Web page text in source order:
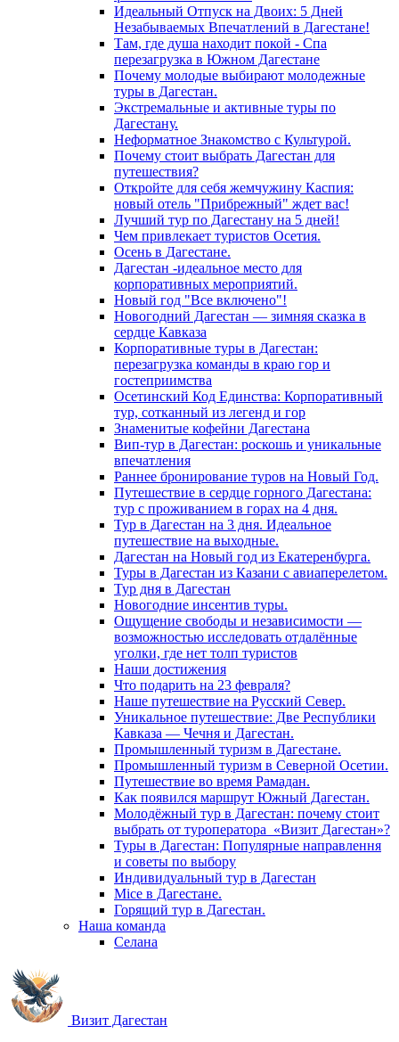
Идеальный Отпуск на Двоих: 5 Дней
Незабываемых Впечатлений в Дагестане!
Там, где душа находит покой - Спа
перезагрузка в Южном Дагестане
Почему молодые выбирают молодежные
туры в Дагестан.
Экстремальные и активные туры по
Дагестану.
Неформатное Знакомство с Культурой.
Почему стоит выбрать Дагестан для
путешествия?
Откройте для себя жемчужину Каспия:
новый отель "Прибрежный" ждет вас!
Лучший тур по Дагестану на 5 дней!
Чем привлекает туристов Осетия.
Осень в Дагестане.
Дагестан -идеальное место для
корпоративных мероприятий.
Новый год "Все включено"!
Новогодний Дагестан — зимняя сказка в
сердце Кавказа
Корпоративные туры в Дагестан:
перезагрузка команды в краю гор и
гостеприимства
Осетинский Код Единства: Корпоративный
тур, сотканный из легенд и гор
Знаменитые кофейни Дагестана
Вип-тур в Дагестан: роскошь и уникальные
впечатления
Раннее бронирование туров на Новый Год.
Путешествие в сердце горного Дагестана:
тур с проживанием в горах на 4 дня.
Тур в Дагестан на 3 дня. Идеальное
путешествие на выходные.
Дагестан на Новый год из Екатеренбурга.
Туры в Дагестан из Казани с авиаперелетом.
Тур дня в Дагестан
Новогодние инсентив туры.
Ощущение свободы и независимости —
возможностью исследовать отдалённые
уголки, где нет толп туристов
Наши достижения
Что подарить на 23 февраля?
Наше путешествие на Русский Север.
Уникальное путешествие: Две Республики
Кавказа — Чечня и Дагестан.
Промышленный туризм в Дагестане.
Промышленный туризм в Северной Осетии.
Путешествие во время Рамадан.
Как появился маршрут Южный Дагестан.
Молодёжный тур в Дагестан: почему стоит
выбрать от туроператора «Визит Дагестан»?
Туры в Дагестан: Популярные направлення
и советы по выбору
Индивидуальный тур в Дагестан
Mice в Дагестане.
Горящий тур в Дагестан.
Наша команда
Селана
Визит Дагестан